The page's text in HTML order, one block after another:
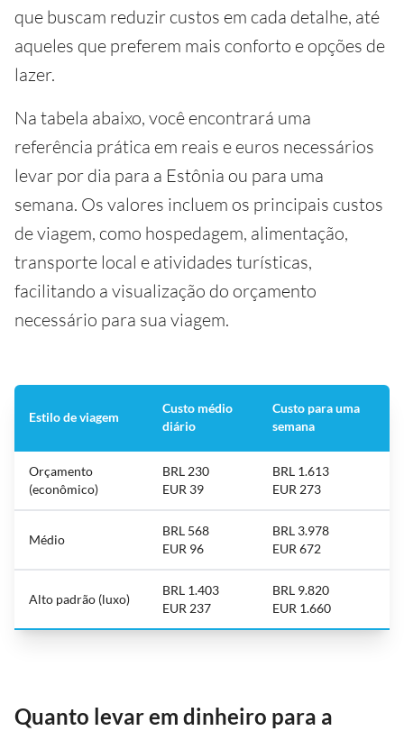
que buscam reduzir custos em cada detalhe, até
aqueles que preferem mais conforto e opções de
lazer.
Na tabela abaixo, você encontrará uma
referência prática em reais e euros necessários
levar por dia para a Estônia ou para uma
semana. Os valores incluem os principais custos
de viagem, como hospedagem, alimentação,
transporte local e atividades turísticas,
facilitando a visualização do orçamento
necessário para sua viagem.
Estilo de viagem
Custo médio
diário
Custo para uma
semana
Orçamento
(econômico)
BRL 230
EUR 39
BRL 1.613
EUR 273
Médio
BRL 568
EUR 96
BRL 3.978
EUR 672
Alto padrão (luxo)
BRL 1.403
EUR 237
BRL 9.820
EUR 1.660
Quanto levar em dinheiro para a